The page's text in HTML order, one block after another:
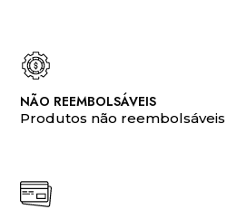
NÃO REEMBOLSÁVEIS
Produtos não reembolsáveis